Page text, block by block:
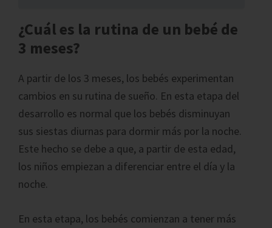
¿Cuál es la rutina de un bebé de
3 meses?
A partir de los 3 meses, los bebés experimentan
cambios en su rutina de sueño. En esta etapa del
desarrollo es normal que los bebés disminuyan
sus siestas diurnas para dormir más por la noche.
Este hecho se debe a que, a partir de esta edad,
los niños empiezan a diferenciar entre el día y la
noche.
En esta etapa, los bebés comienzan a tener más